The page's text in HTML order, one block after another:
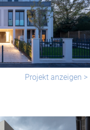
Projekt anzeigen >